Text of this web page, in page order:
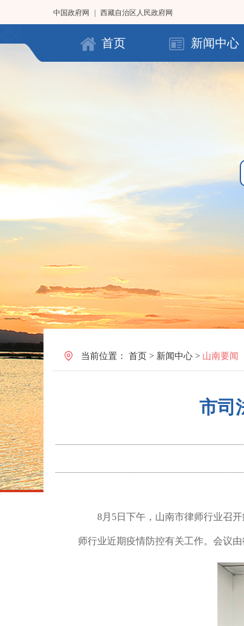
中国政府网 西藏自治区人民政府网
首页 新闻中心
当前位置： 首页 > 新闻中心 > 山南要闻
市司
8月5日下午，山南市律师行业召
师行业近期疫情防控有关工作。会议